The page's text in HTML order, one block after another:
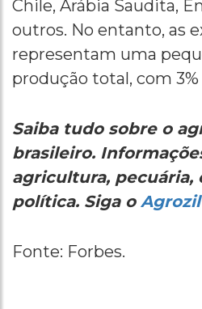
Chile, Arábia Saudita,
outros. No entanto, as
representam uma
produção total, com
Saiba tudo sobre o
brasileiro.
agricultura, pecuária,
política. Siga o
Fonte: Forbes.